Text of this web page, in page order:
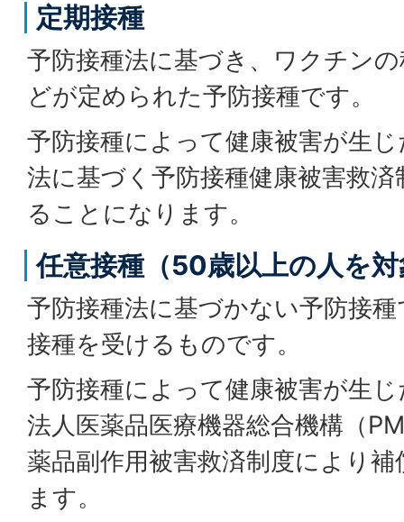
定期接種
予防接種法に基づき、ワクチン
どが定められた予防接種です。
予防接種によって健康被害が生
法に基づく予防接種健康被害救
ることになります。
任意接種（50歳以上の人を
予防接種法に基づかない予防接
接種を受けるものです。
予防接種によって健康被害が生
法人医薬品医療機器総合機構（
薬品副作用被害救済制度により
ます。